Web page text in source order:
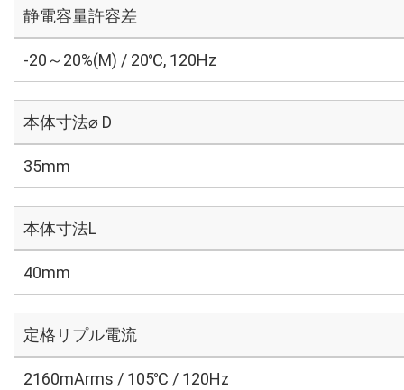
静電容量許容差
-20～20%(M) / 20℃, 120Hz
本体寸法⌀ D
35mm
本体寸法L
40mm
定格リプル電流
2160mArms / 105℃ / 120Hz